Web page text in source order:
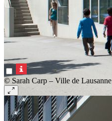
© Sarah Carp – Ville de Lausanne